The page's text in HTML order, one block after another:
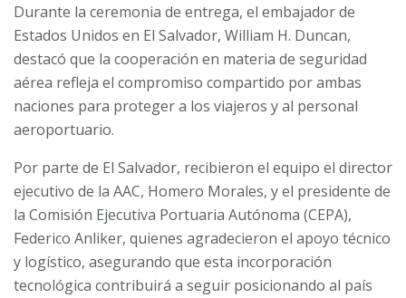
— Embajada EEUU en ES (@USEmbassySV)June 3,
2025
Durante la ceremonia de entrega, el embajador de
Estados Unidos en El Salvador, William H. Duncan,
destacó que la cooperación en materia de seguridad
aérea refleja el compromiso compartido por ambas
naciones para proteger a los viajeros y al personal
aeroportuario.
Por parte de El Salvador, recibieron el equipo el director
ejecutivo de la AAC, Homero Morales, y el presidente de
la Comisión Ejecutiva Portuaria Autónoma (CEPA),
Federico Anliker, quienes agradecieron el apoyo técnico
y logístico, asegurando que esta incorporación
tecnológica contribuirá a seguir posicionando al país